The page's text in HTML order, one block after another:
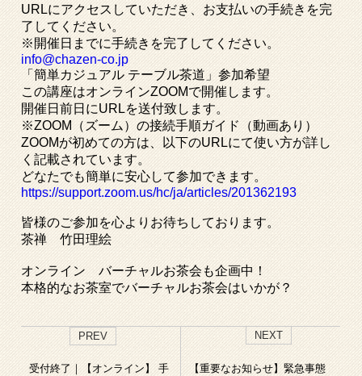
URLにアクセスしていただき、お支払いの手続きを完
了してください。
※開催日までに手続きを完了してください。
info@chazen-co.jp
「簡単カジュアル テーブル茶道」参加希望
この講座はオンラインZOOMで開催します。
開催日前日にURLを送付致します。
※ZOOM（ズーム）の接続手順ガイド（動画あり）
ZOOMが初めての方は、以下のURLにて使い方が詳し
く記載されています。
どなたでも簡単に安心して参加できます。
https://support.zoom.us/hc/ja/articles/201362193
皆様のご参加を心よりお待ちしております。
茶禅 竹田理絵
オンライン バーチャルお茶会も企画中！
本格的なお茶室でバーチャルお茶会はいかが？
PREV
受付終了｜【オンライン】 手
NEXT
【重要なお知らせ】緊急事態